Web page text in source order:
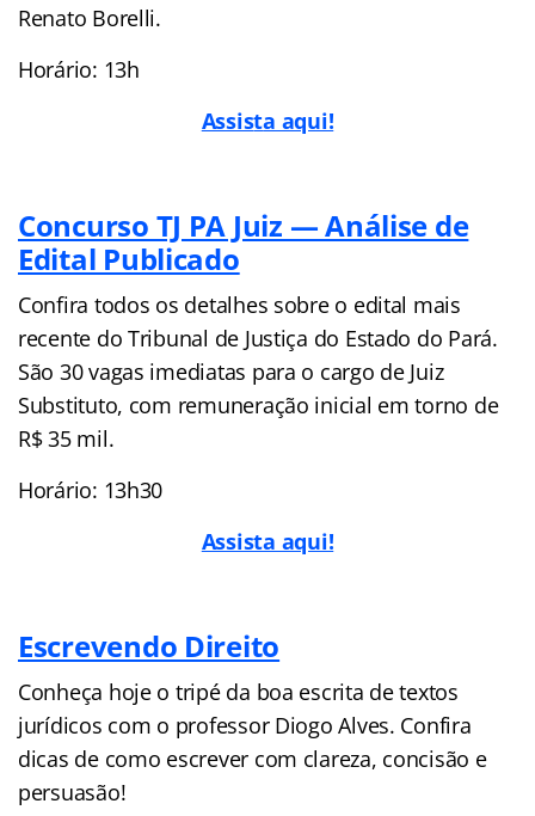
Renato Borelli.
Horário: 13h
Assista aqui!
Concurso TJ PA Juiz — Análise de
Edital Publicado
Confira todos os detalhes sobre o edital mais
recente do Tribunal de Justiça do Estado do Pará.
São 30 vagas imediatas para o cargo de Juiz
Substituto, com remuneração inicial em torno de
R$ 35 mil.
Horário: 13h30
Assista aqui!
Escrevendo Direito
Conheça hoje o tripé da boa escrita de textos
jurídicos com o professor Diogo Alves. Confira
dicas de como escrever com clareza, concisão e
persuasão!